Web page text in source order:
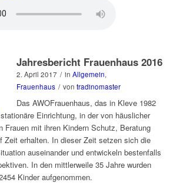
Jahresbericht Frauenhaus 2016
2. April 2017 / in Allgemein,
Frauenhaus / von tradinomaster
Das AWOFrauenhaus, das in Kleve 1982
Einrichtung, in der von häuslicher
Frauen mit ihren Kindern Schutz, Beratung
Zeit erhalten. In dieser Zeit setzen sich die
auseinander und entwickeln bestenfalls
In den mittlerweile 35 Jahre wurden
Kinder aufgenommen.